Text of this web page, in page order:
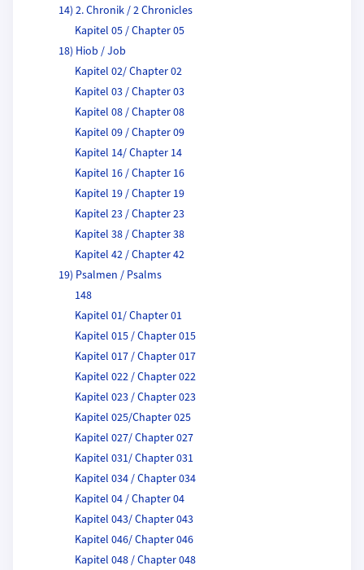
14) 2. Chronik / 2 Chronicles
Kapitel 05 / Chapter 05
18) Hiob / Job
Kapitel 02/ Chapter 02
Kapitel 03 / Chapter 03
Kapitel 08 / Chapter 08
Kapitel 09 / Chapter 09
Kapitel 14/ Chapter 14
Kapitel 16 / Chapter 16
Kapitel 19 / Chapter 19
Kapitel 23 / Chapter 23
Kapitel 38 / Chapter 38
Kapitel 42 / Chapter 42
19) Psalmen / Psalms
148
Kapitel 01/ Chapter 01
Kapitel 015 / Chapter 015
Kapitel 017 / Chapter 017
Kapitel 022 / Chapter 022
Kapitel 023 / Chapter 023
Kapitel 025/Chapter 025
Kapitel 027/ Chapter 027
Kapitel 031/ Chapter 031
Kapitel 034 / Chapter 034
Kapitel 04 / Chapter 04
Kapitel 043/ Chapter 043
Kapitel 046/ Chapter 046
Kapitel 048 / Chapter 048